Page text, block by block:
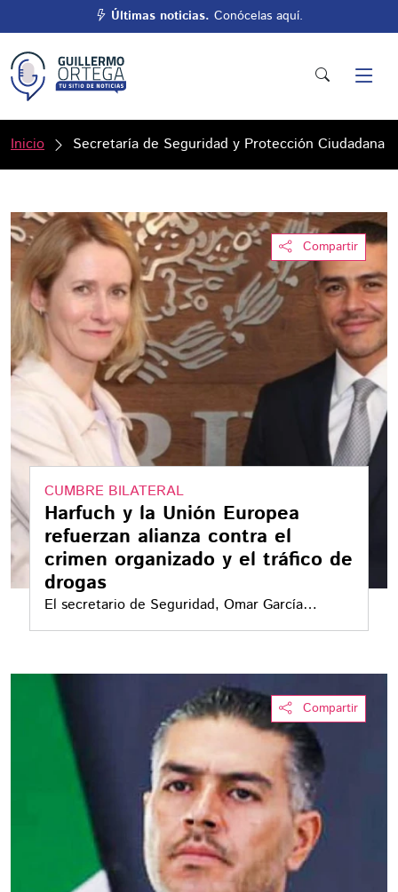
Últimas noticias. Conócelas aquí.
Inicio Secretaría de Seguridad y Protección Ciudadana
Compartir
CUMBRE BILATERAL
Harfuch y la Unión Europea
refuerzan alianza contra el
crimen organizado y el tráfico de
drogas
El secretario de Seguridad, Omar García
Harfuch, se reunió con la alta representante de
cooperación en materia de seguridad
Compartir